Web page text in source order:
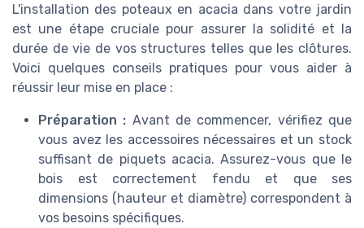
L'installation des poteaux en acacia dans votre jardin
est une étape cruciale pour assurer la solidité et la
durée de vie de vos structures telles que les clôtures.
Voici quelques conseils pratiques pour vous aider à
réussir leur mise en place :
Préparation : Avant de commencer, vérifiez que
vous avez les accessoires nécessaires et un stock
suffisant de piquets acacia. Assurez-vous que le
bois est correctement fendu et que ses
dimensions (hauteur et diamètre) correspondent à
vos besoins spécifiques.